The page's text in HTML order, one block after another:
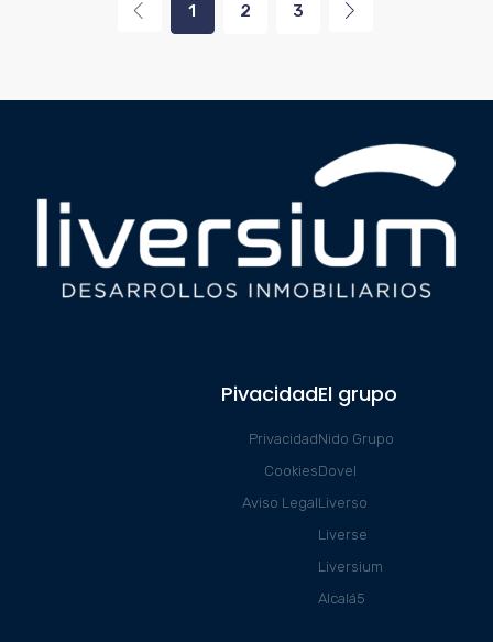
1 2 3
Pivacidad
Privacidad
Cookies
Aviso Legal
El grupo
Nido Grupo
Dovel
Liverso
Liverse
Liversium
Alcalá5